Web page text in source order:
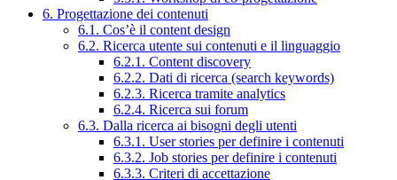
6. Progettazione dei contenuti
6.1. Cos’è il content design
6.2. Ricerca utente sui contenuti e il linguaggio
6.2.1. Content discovery
6.2.2. Dati di ricerca (search keywords)
6.2.3. Ricerca tramite analytics
6.2.4. Ricerca sui forum
6.3. Dalla ricerca ai bisogni degli utenti
6.3.1. User stories per definire i contenuti
6.3.2. Job stories per definire i contenuti
6.3.3. Criteri di accettazione